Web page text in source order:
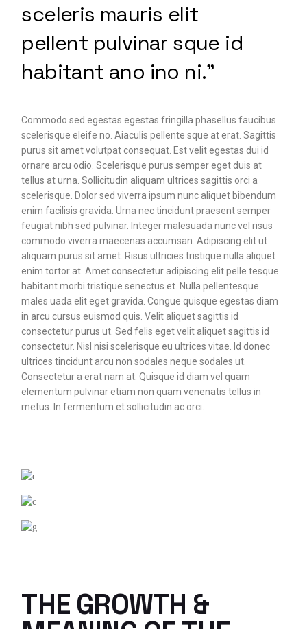
sceleris mauris elit
pellent pulvinar sque id
habitant ano ino ni.”
Commodo sed egestas egestas fringilla phasellus faucibus
scelerisque eleife no. Aiaculis pellente sque at erat. Sagittis
purus sit amet volutpat consequat. Est velit egestas dui id
ornare arcu odio. Scelerisque purus semper eget duis at
tellus at urna. Sollicitudin aliquam ultrices sagittis orci a
scelerisque. Dolor sed viverra ipsum nunc aliquet bibendum
enim facilisis gravida. Urna nec tincidunt praesent semper
feugiat nibh sed pulvinar. Integer malesuada nunc vel risus
commodo viverra maecenas accumsan. Adipiscing elit ut
aliquam purus sit amet. Risus ultricies tristique nulla aliquet
enim tortor at. Amet consectetur adipiscing elit pelle tesque
habitant morbi tristique senectus et. Nulla pellentesque
males uada elit eget gravida. Congue quisque egestas diam
in arcu cursus euismod quis. Velit aliquet sagittis id
consectetur purus ut. Sed felis eget velit aliquet sagittis id
consectetur. Nisl nisi scelerisque eu ultrices vitae. Id donec
ultrices tincidunt arcu non sodales neque sodales ut.
Consectetur a erat nam at. Quisque id diam vel quam
elementum pulvinar etiam non quam venenatis tellus in
metus. In fermentum et sollicitudin ac orci.
THE GROWTH &